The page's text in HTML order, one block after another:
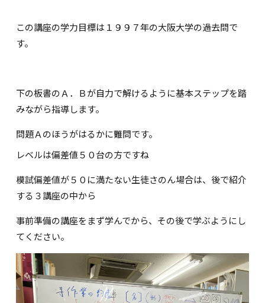
この講座の学力目標は１９９７年の大阪大学の過去問で
す。
下の板書のＡ．Ｂが自力で解けるように基本ステップを踏
みながら指導します。
問題Ａのほうがはるかに難問です。
レベルは偏差値５０台の方ですね
模試偏差値が５０に満たない生徒さのん場合は、後で紹介
する３講座の中から
事前準備の講座をまず学んでから、その後で学ぶようにし
てください。